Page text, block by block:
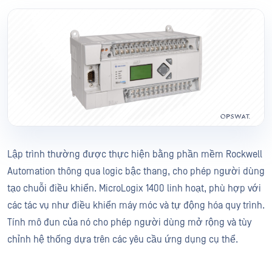
Lập trình thường được thực hiện bằng phần mềm Rockwell
Automation thông qua logic bậc thang, cho phép người dùng
tạo chuỗi điều khiển. MicroLogix 1400 linh hoạt, phù hợp với
các tác vụ như điều khiển máy móc và tự động hóa quy trình.
Tính mô đun của nó cho phép người dùng mở rộng và tùy
chỉnh hệ thống dựa trên các yêu cầu ứng dụng cụ thể.